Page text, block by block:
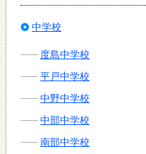
中学校
度島中学校
平戸中学校
中野中学校
中部中学校
南部中学校